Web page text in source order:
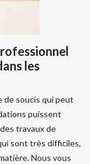
les
de soucis qui peut
puissent
travaux de
sont très difficiles,
Nous vous